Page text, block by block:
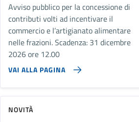
Avviso pubblico per la concessione di
contributi volti ad incentivare il
commercio e l’artigianato alimentare
nelle frazioni. Scadenza: 31 dicembre
2026 ore 12.00
VAI ALLA PAGINA
NOVITÀ